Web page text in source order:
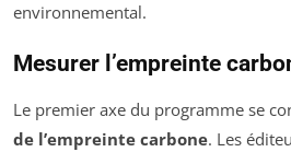
environnemental.
Mesurer l’empreinte
Le premier axe du programme se
de l’empreinte carbone. Les